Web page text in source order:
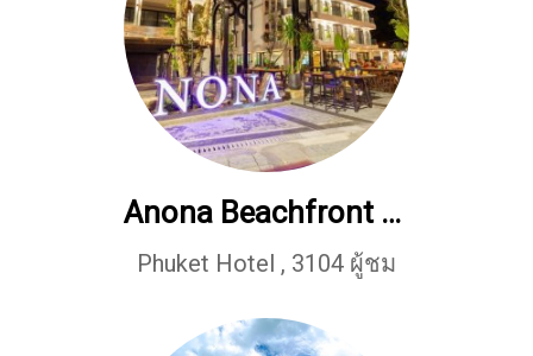
Anona Beachfront Phuket Resort
Phuket Hotel , 3104 ผู้ชม